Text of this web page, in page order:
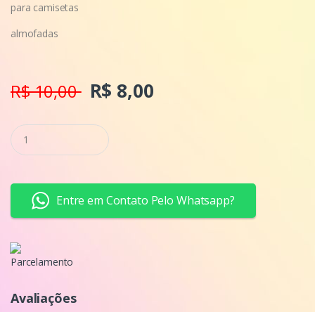
para camisetas
almofadas
R$ 10,00 R$ 8,00
Q
u
t
a
e
Entre em Contato Pelo Whatsapp?
Parcelamento
Avaliações